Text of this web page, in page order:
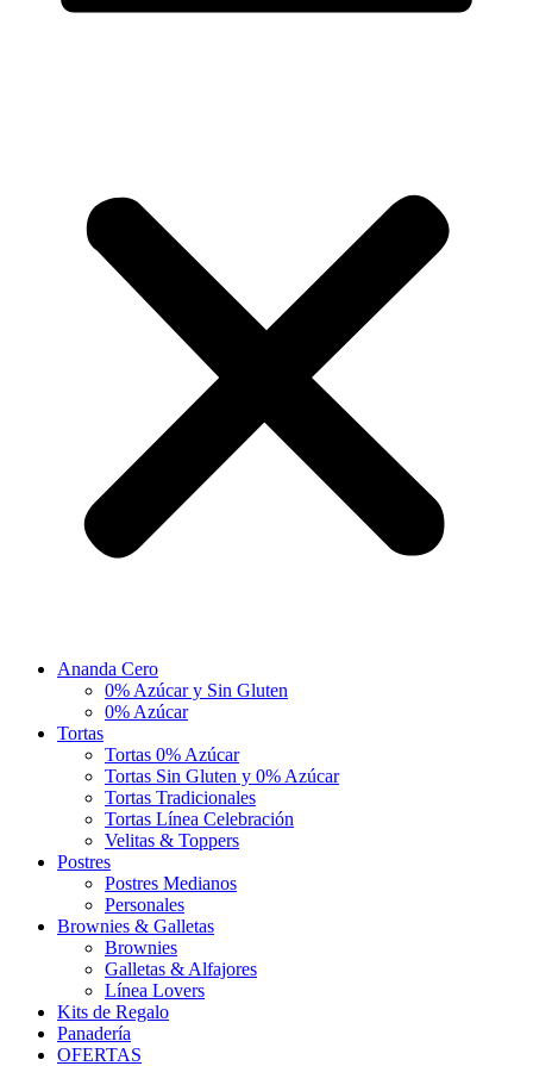
Ananda Cero
0% Azúcar y Sin Gluten
0% Azúcar
Tortas
Tortas 0% Azúcar
Tortas Sin Gluten y 0% Azúcar
Tortas Tradicionales
Tortas Línea Celebración
Velitas & Toppers
Postres
Postres Medianos
Personales
Brownies & Galletas
Brownies
Galletas & Alfajores
Línea Lovers
Kits de Regalo
Panadería
OFERTAS